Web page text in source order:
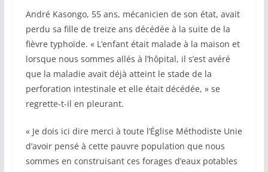
André Kasongo, 55 ans, mécanicien de son état, avait
perdu sa fille de treize ans décédée à la suite de la
fièvre typhoïde. « L’enfant était malade à la maison et
lorsque nous sommes allés à l’hôpital, il s’est avéré
que la maladie avait déjà atteint le stade de la
perforation intestinale et elle était décédée, » se
regrette-t-il en pleurant.
« Je dois ici dire merci à toute l’Église Méthodiste Unie
d’avoir pensé à cette pauvre population que nous
sommes en construisant ces forages d’eaux potables